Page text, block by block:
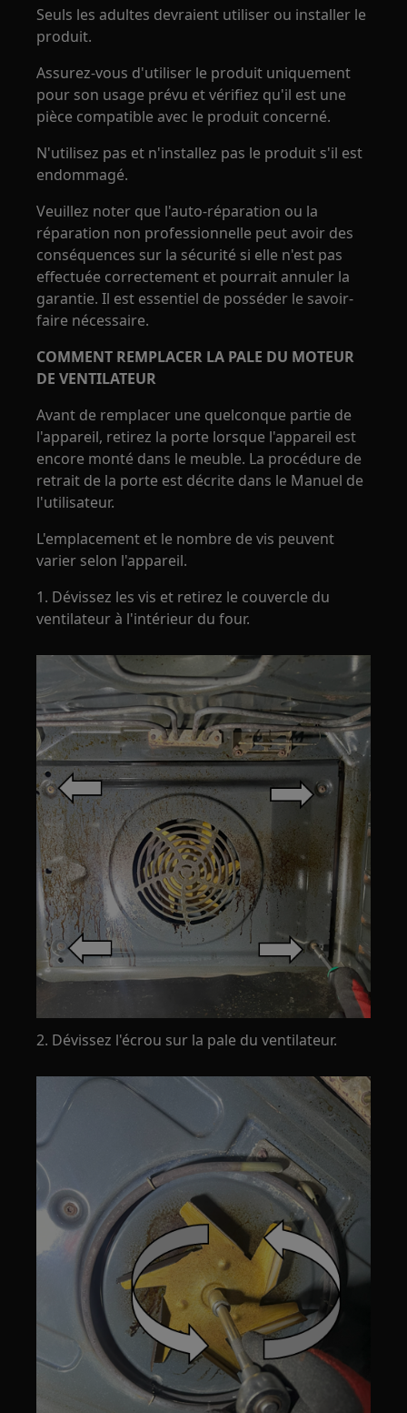
Seuls les adultes devraient utiliser ou installer le
produit.
Assurez-vous d'utiliser le produit uniquement
pour son usage prévu et vérifiez qu'il est une
pièce compatible avec le produit concerné.
N'utilisez pas et n'installez pas le produit s'il est
endommagé.
Veuillez noter que l'auto-réparation ou la
réparation non professionnelle peut avoir des
conséquences sur la sécurité si elle n'est pas
effectuée correctement et pourrait annuler la
garantie. Il est essentiel de posséder le savoir-
faire nécessaire.
COMMENT REMPLACER LA PALE DU MOTEUR
DE VENTILATEUR
Avant de remplacer une quelconque partie de
l'appareil, retirez la porte lorsque l'appareil est
encore monté dans le meuble. La procédure de
retrait de la porte est décrite dans le Manuel de
l'utilisateur.
L'emplacement et le nombre de vis peuvent
varier selon l'appareil.
1. Dévissez les vis et retirez le couvercle du
ventilateur à l'intérieur du four.
2. Dévissez l'écrou sur la pale du ventilateur.